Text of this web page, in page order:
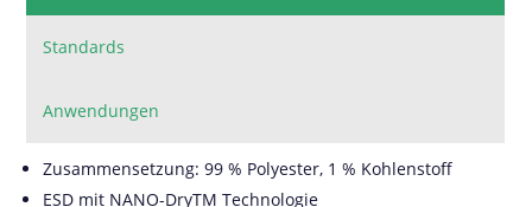
Standards
Anwendungen
Zusammensetzung: 99 % Polyester, 1 % Kohlenstoff
ESD mit NANO-DryTM Technologie